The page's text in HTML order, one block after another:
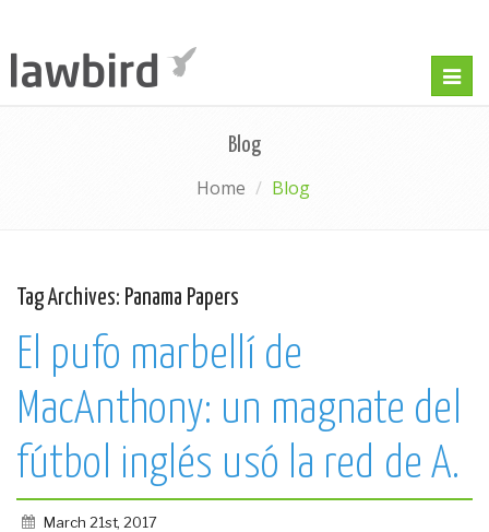
Blog
Home Blog
Tag Archives: Panama Papers
El pufo marbellí de
MacAnthony: un magnate del
fútbol inglés usó la red de A.
March 21st, 2017